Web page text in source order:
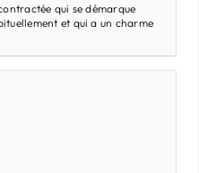
qui se démarque
et qui a un charme